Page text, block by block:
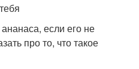
если его не
про то, что такое